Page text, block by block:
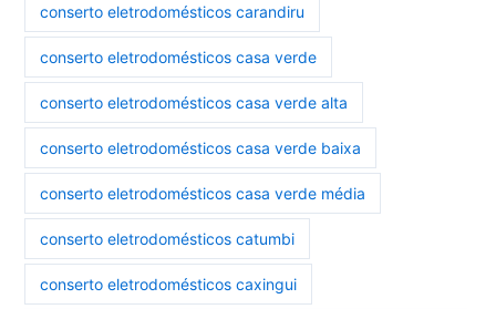
conserto eletrodomésticos carandiru
conserto eletrodomésticos casa verde
conserto eletrodomésticos casa verde alta
conserto eletrodomésticos casa verde baixa
conserto eletrodomésticos casa verde média
conserto eletrodomésticos catumbi
conserto eletrodomésticos caxingui